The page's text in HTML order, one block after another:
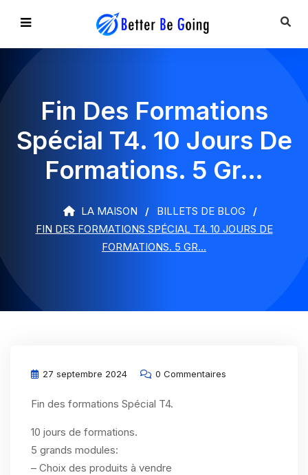
Fin Des Formations
Spécial T4. 10 Jours De
Formations. 5 Gr…
LA MAISON
BILLETS DE BLOG
FIN DES FORMATIONS SPÉCIAL T4. 10 JOURS DE
FORMATIONS. 5 GR…
27 septembre 2024 0 Commentaires
Fin des formations Spécial T4.
10 jours de formations.
5 grands modules:
– Choix des produits à vendre